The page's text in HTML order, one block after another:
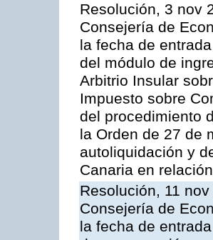
Resolución, 3 nov
Consejería de
la fecha de
del módulo de
Arbitrio Insular
Impuesto sobre
del procedimiento
la Orden de 27 de
autoliquidación y
Canaria en
Resolución, 11
Consejería de
la fecha de